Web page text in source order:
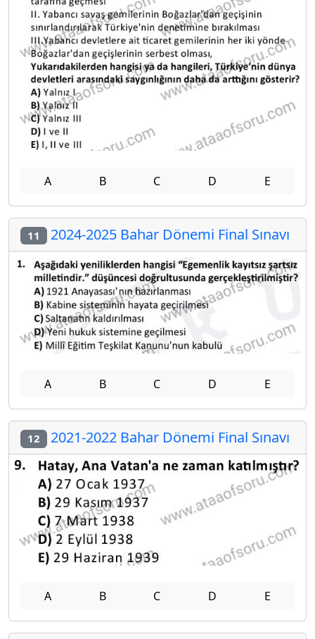
A B C D E
11 2024-2025 Bahar Dönemi Final Sınavı
A B C D E
12 2021-2022 Bahar Dönemi Final Sınavı
A B C D E